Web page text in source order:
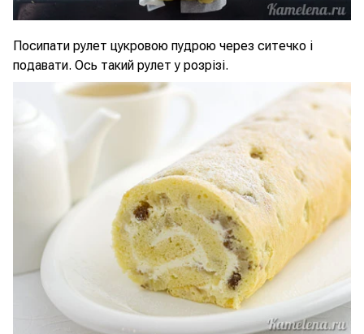
Посипати рулет цукровою пудрою через ситечко і
подавати. Ось такий рулет у розрізі.